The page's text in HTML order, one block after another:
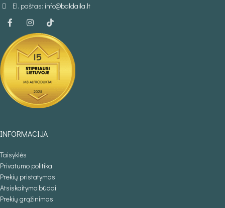
El. paštas: info@baldaila.lt
INFORMACIJA
Taisyklės
Privatumo politika
Prekių pristatymas
Atsiskaitymo būdai
Prekių grąžinimas